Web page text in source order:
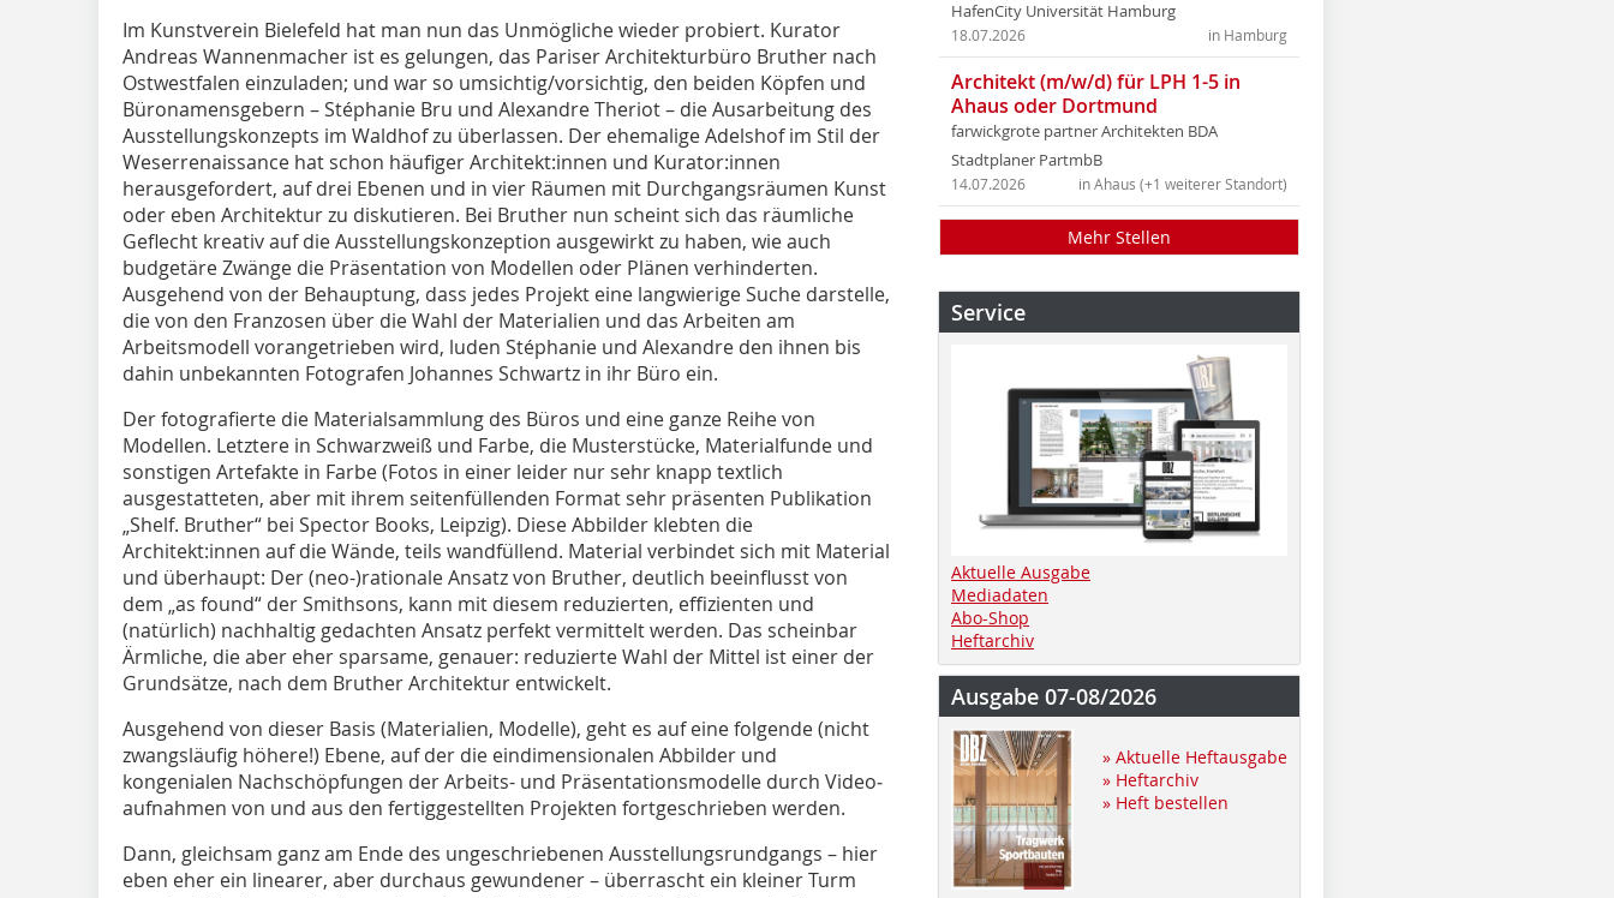
Im Kunstverein Bielefeld hat man nun das Unmögliche wieder probiert. Kurator
Andreas Wannenmacher ist es gelungen, das Pariser Architekturbüro Bruther nach
Ostwestfalen einzuladen; und war so umsichtig/vorsichtig, den beiden Köpfen und
Büronamensgebern – Stéphanie Bru und Alexandre Theriot – die Ausarbeitung des
Ausstellungskonzepts im Waldhof zu überlassen. Der ehemalige Adelshof im Stil der
Weserrenaissance hat schon häufiger Architekt:innen und Kurator:innen
herausgefordert, auf drei Ebenen und in vier Räumen mit Durchgangsräumen Kunst
oder eben Architektur zu diskutieren. Bei Bruther nun scheint sich das räumliche
Geflecht kreativ auf die Ausstellungskonzeption ausgewirkt zu haben, wie auch
budgetäre Zwänge die Präsentation von Modellen oder Plänen verhinderten.
Ausgehend von der Behauptung, dass jedes Projekt eine langwierige Suche darstelle,
die von den Franzosen über die Wahl der Materialien und das Arbeiten am
Arbeitsmodell vorangetrieben wird, luden Stéphanie und Alexandre den ihnen bis
dahin unbekannten Fotografen Johannes Schwartz in ihr Büro ein.
Der fotografierte die Material­sammlung des Büros und eine ganze Reihe von
Modellen. Letztere in Schwarzweiß und Farbe, die Musterstücke, Materialfunde und
sonstigen Artefakte in Farbe (Fotos in einer leider nur sehr knapp textlich
ausgestatteten, aber mit ihrem seitenfüllenden Format sehr präsenten Publikation
„Shelf. Bruther“ bei Spector Books, Leipzig). Diese Abbilder klebten die
Architekt:innen auf die Wände, teils wandfüllend. Material verbindet sich mit Material
und überhaupt: Der (neo-)rationale Ansatz von Bruther, deutlich beeinflusst von
dem „as found“ der Smithsons, kann mit diesem reduzierten, effi­zienten und
(natürlich) nachhaltig gedachten Ansatz perfekt vermittelt werden. Das scheinbar
Ärmliche, die aber eher sparsame, genauer: reduzierte Wahl der Mittel ist einer der
Grundsätze, nach dem Bruther Architektur entwickelt.
Ausgehend von dieser Basis (Materialien, Modelle), geht es auf eine folgende (nicht
zwangsläufig höhere!) Ebene, auf der die eindimensionalen Abbilder und
kongenialen Nachschöpfungen der Arbeits- und Präsentationsmodelle durch Video­
aufnahmen von und aus den fertiggestellten Projekten fortgeschrieben werden.
Dann, gleichsam ganz am Ende des ungeschriebenen Ausstellungsrundgangs – hier
eben eher ein linearer, aber durchaus gewundener – überrascht ein kleiner Turm
HafenCity Universität Hamburg
in Hamburg
18.07.2026
Architekt (m/w/d) für LPH 1-5 in
Ahaus oder Dortmund
farwickgrote partner Architekten BDA
Stadtplaner PartmbB
in Ahaus (+1 weiterer Standort)
14.07.2026
Mehr Stellen
Service
Aktuelle Ausgabe
Mediadaten
Abo-Shop
Heftarchiv
Ausgabe 07-08/2026
» Aktuelle Heftausgabe
» Heftarchiv
» Heft bestellen